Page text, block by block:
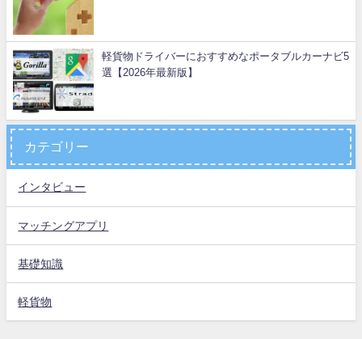
軽貨物ドライバーにおすすめなポータブルカーナビ5
選【2026年最新版】
カテゴリー
インタビュー
マッチングアプリ
基礎知識
軽貨物